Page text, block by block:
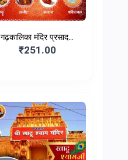
गढ़कालिका मंदिर प्रसाद...
₹251.00